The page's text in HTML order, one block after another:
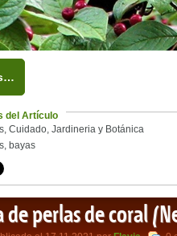
del Artículo
, Cuidado, Jardineria y Botánica
, bayas
de perlas de coral